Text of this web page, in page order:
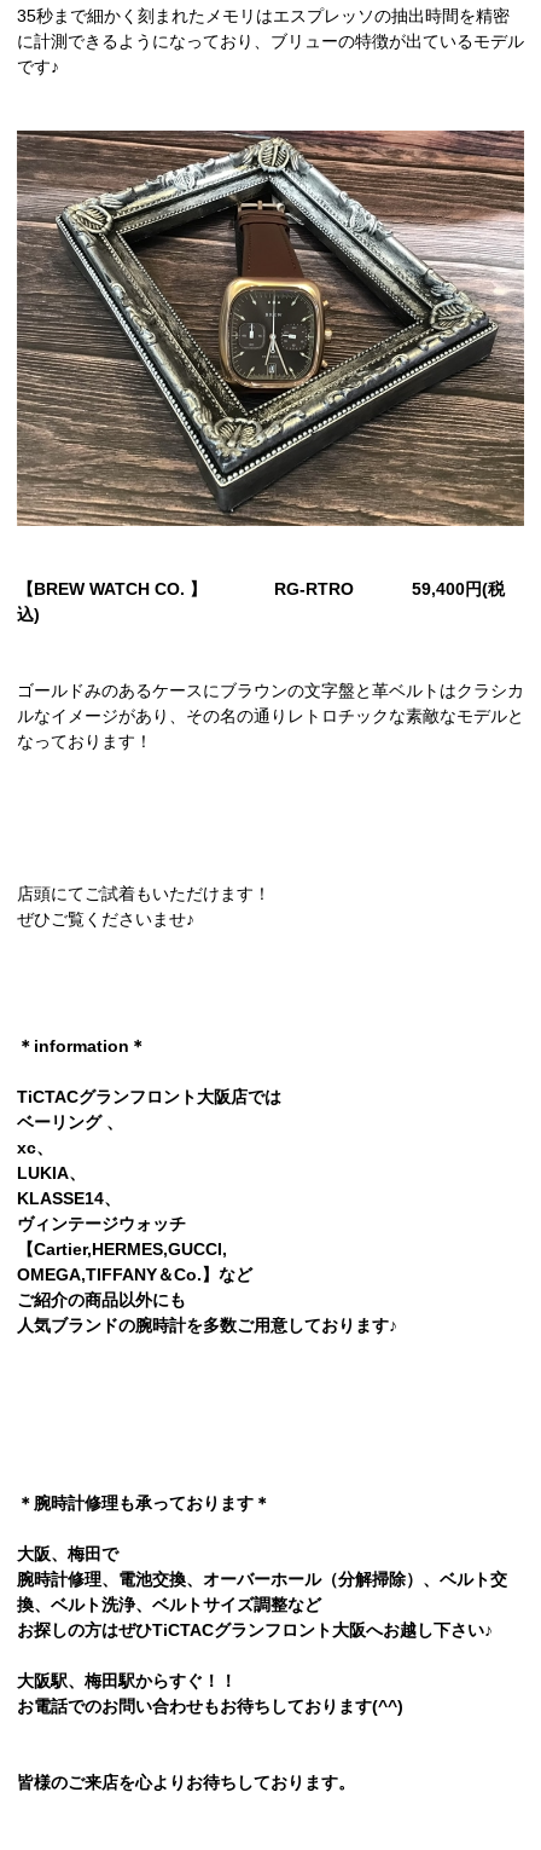
35秒まで細かく刻まれたメモリはエスプレッソの抽出時間を精密
に計測できるようになっており、ブリューの特徴が出ているモデル
です♪
【BREW WATCH CO. 】 RG-RTRO 59,400円(税
込)
ゴールドみのあるケースにブラウンの文字盤と革ベルトはクラシカ
ルなイメージがあり、その名の通りレトロチックな素敵なモデルと
なっております！
店頭にてご試着もいただけます！
ぜひご覧くださいませ♪
＊information＊
TiCTACグランフロント大阪店では
ベーリング 、
xc、
LUKIA、
KLASSE14、
ヴィンテージウォッチ
【Cartier,HERMES,GUCCI,
OMEGA,TlFFANY＆Co.】など
ご紹介の商品以外にも
人気ブランドの腕時計を多数ご用意しております♪
＊腕時計修理も承っております＊
大阪、梅田で
腕時計修理、電池交換、オーバーホール（分解掃除）、ベルト交
換、ベルト洗浄、ベルトサイズ調整など
お探しの方はぜひTiCTACグランフロント大阪へお越し下さい♪
大阪駅、梅田駅からすぐ！！
お電話でのお問い合わせもお待ちしております(^^)
皆様のご来店を心よりお待ちしております。